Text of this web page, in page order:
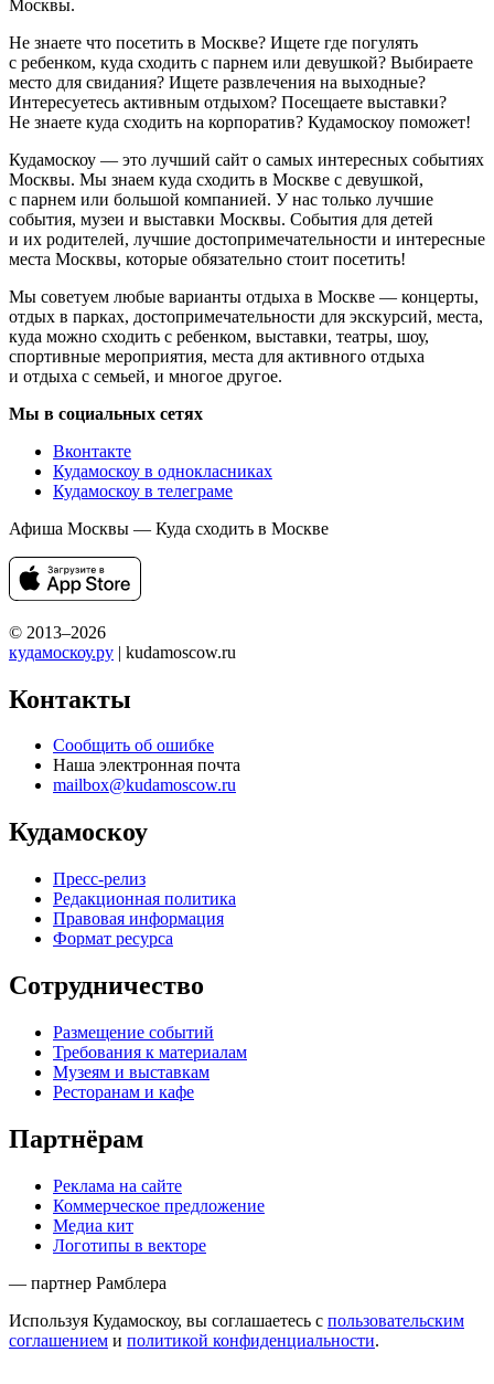
Москвы.
Не знаете что посетить в Москве? Ищете где погулять
с ребенком, куда сходить с парнем или девушкой? Выбираете
место для свидания? Ищете развлечения на выходные?
Интересуетесь активным отдыхом? Посещаете выставки?
Не знаете куда сходить на корпоратив? Кудамоскоу поможет!
Кудамоскоу — это лучший сайт о самых интересных событиях
Москвы. Мы знаем куда сходить в Москве с девушкой,
с парнем или большой компанией. У нас только лучшие
события, музеи и выставки Москвы. События для детей
и их родителей, лучшие достопримечательности и интересные
места Москвы, которые обязательно стоит посетить!
Мы советуем любые варианты отдыха в Москве — концерты,
отдых в парках, достопримечательности для экскурсий, места,
куда можно сходить с ребенком, выставки, театры, шоу,
спортивные мероприятия, места для активного отдыха
и отдыха с семьей, и многое другое.
Мы в социальных сетях
Вконтакте
Кудамоскоу в однокласниках
Кудамоскоу в телеграме
Афиша Москвы — Куда сходить в Москве
© 2013–2026
кудамоскоу.ру | kudamoscow.ru
Контакты
Сообщить об ошибке
Наша электронная почта
mailbox@kudamoscow.ru
Кудамоскоу
Пресс-релиз
Редакционная политика
Правовая информация
Формат ресурса
Сотрудничество
Размещение событий
Требования к материалам
Музеям и выставкам
Ресторанам и кафе
Партнёрам
Реклама на сайте
Коммерческое предложение
Медиа кит
Логотипы в векторе
— партнер Рамблера
Используя Кудамоскоу, вы соглашаетесь с пользовательским
соглашением и политикой конфиденциальности.